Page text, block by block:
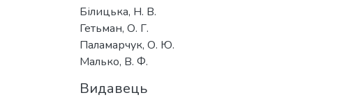
Білицька, Н. В.
Гетьман, О. Г.
Паламарчук, О. Ю.
Малько, В. Ф.
Видавець